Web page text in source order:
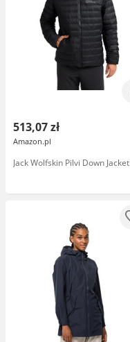
513,07 zł
Amazon.pl
Jack Wolfskin Pilvi Down Jacket